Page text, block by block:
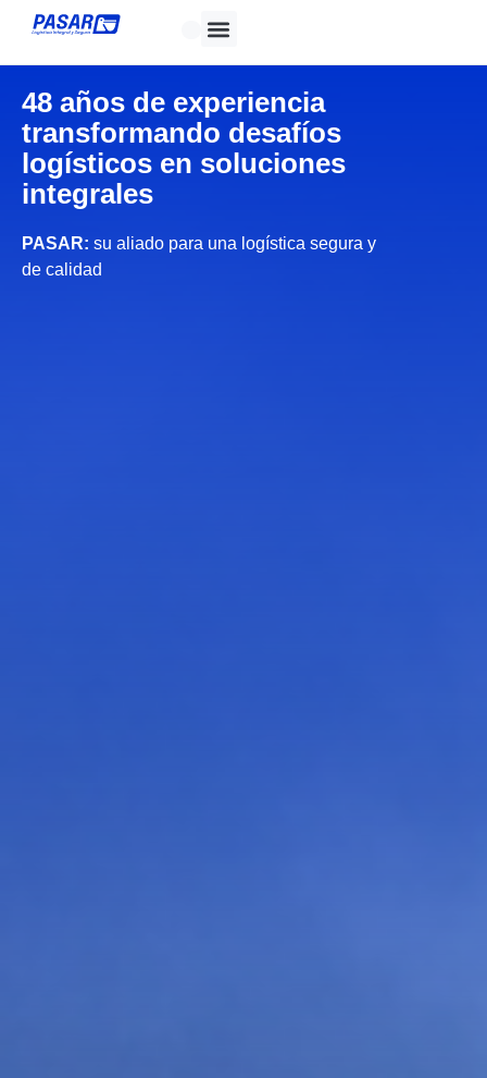
48 años de experiencia
transformando desafíos
logísticos en soluciones
integrales
PASAR: su aliado para una logística segura y
de calidad